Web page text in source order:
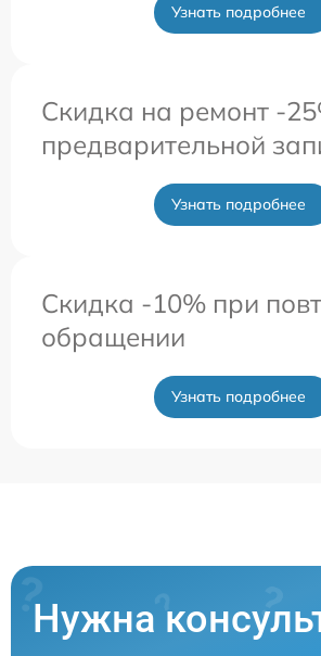
Узнать подробнее
Скидка на ремонт -
предварительной
Узнать подробнее
Скидка -10% при
обращении
Узнать подробнее
Нужна